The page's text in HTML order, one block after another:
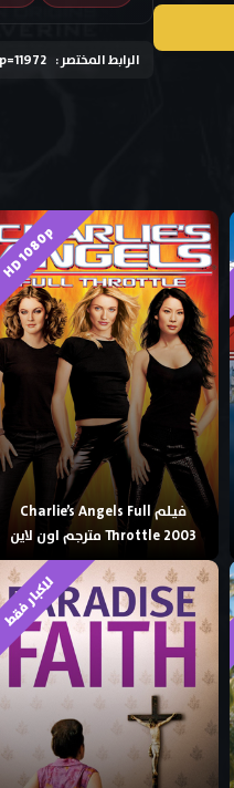
الرابط المختصر :
1080p
فيلم Charlie’s Angels Full
Throttle 2003 مترجم اون لاين
للكبار فقط